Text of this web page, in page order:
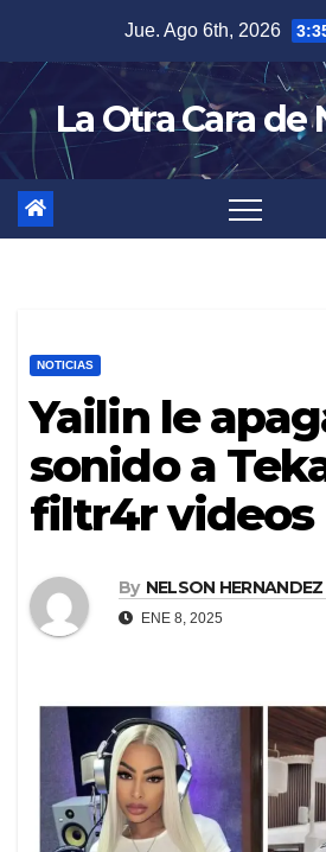
content
Jue. Ago 6th, 2026
La Otra Cara de
NOTICIAS
Yailin le
sonido a
filtr4r videos
By NELSON HERNANDEZ
ENE 8, 2025